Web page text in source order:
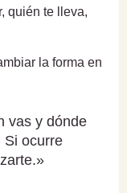
quién te lleva,
la forma en
vas y dónde
Si ocurre